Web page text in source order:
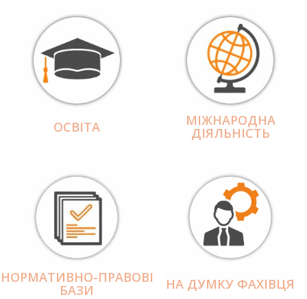
ОСВІТА МІЖНАРОДНА
ДІЯЛЬНІCТЬ
НОРМАТИВНО-ПРАВОВІ
БАЗИ НА ДУМКУ ФАХІВЦЯ